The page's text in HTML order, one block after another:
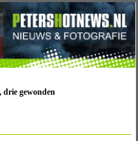
gewonden